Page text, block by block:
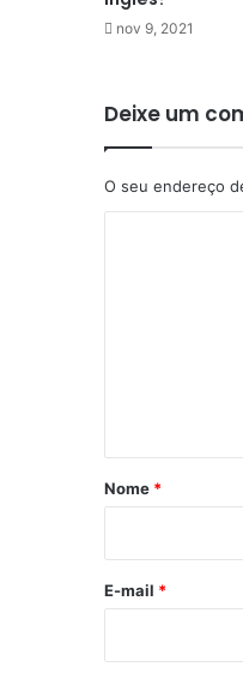
nov 9, 2021
Deixe um
O seu endereço
r
*
Nome *
E-mail *